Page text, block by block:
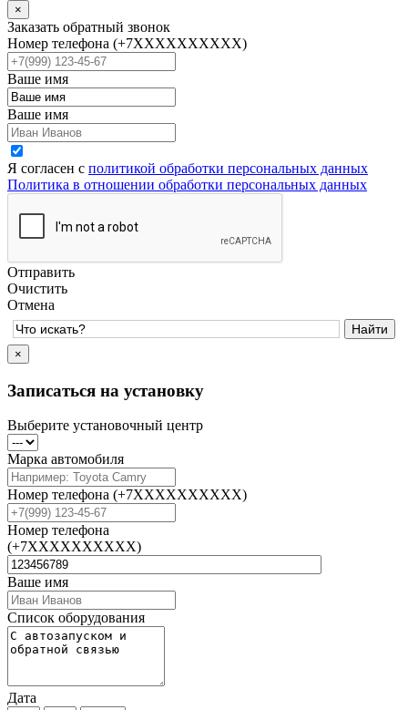
×
Заказать обратный звонок
Номер телефона (+7XXXXXXXXXX)
Ваше имя
Ваше имя
Я согласен с политикой обработки персональных данных
Политика в отношении обработки персональных данных
Отправить
Очистить
Отмена
×
Записаться на установку
Выберите установочный центр
Марка автомобиля
Номер телефона (+7XXXXXXXXXX)
Номер телефона
(+7XXXXXXXXXX)
Ваше имя
Список оборудования
Дата